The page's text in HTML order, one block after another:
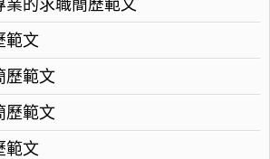
業的求職簡歷範文
範文
歷範文
歷範文
範文